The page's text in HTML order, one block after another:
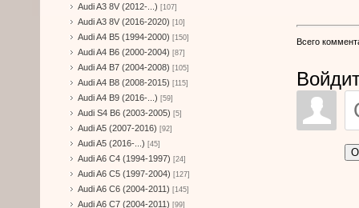
Audi A3 8V (2012-...) [107]
Audi A3 8V (2016-2020) [10]
Audi A4 B5 (1994-2000) [150]
Audi A4 B6 (2000-2004) [87]
Audi A4 B7 (2004-2008) [105]
Audi A4 B8 (2008-2015) [115]
Audi A4 B9 (2016-...) [59]
Audi S4 B6 (2003-2005) [5]
Audi A5 (2007-2016) [92]
Audi A5 (2016-...) [45]
Audi A6 C4 (1994-1997) [24]
Audi A6 C5 (1997-2004) [127]
Audi A6 C6 (2004-2011) [145]
Audi A6 C7 (2004-2011) [99]
Всего